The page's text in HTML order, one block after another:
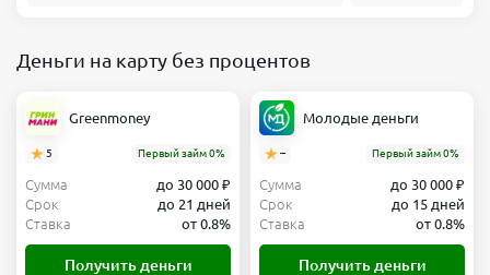
Деньги на карту без процентов
Greenmoney
5 Первый займ 0%
Сумма
до 30 000 ₽
Срок
до 21 дней
Ставка
от 0.8%
Получить деньги
Молодые деньги
– Первый займ 0%
Сумма
до 30 000 ₽
Срок
до 15 дней
Ставка
от 0.8%
Получить деньги